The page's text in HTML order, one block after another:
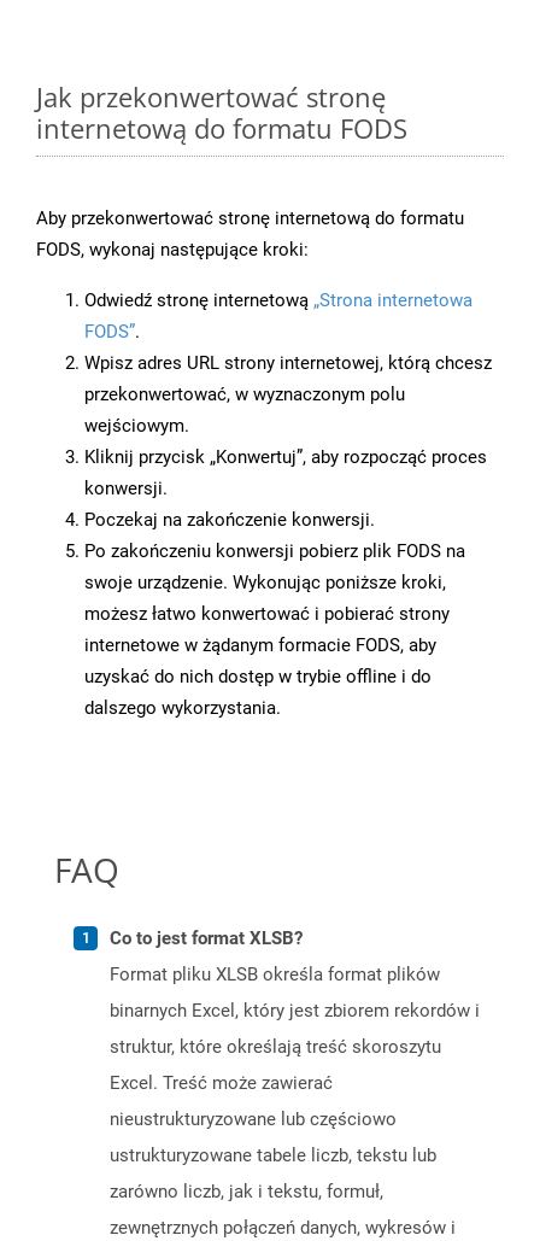
Jak przekonwertować stronę
internetową do formatu FODS
Aby przekonwertować stronę internetową do formatu
FODS, wykonaj następujące kroki:
Odwiedź stronę internetową „Strona internetowa
FODS”.
Wpisz adres URL strony internetowej, którą chcesz
przekonwertować, w wyznaczonym polu
wejściowym.
Kliknij przycisk „Konwertuj”, aby rozpocząć proces
konwersji.
Poczekaj na zakończenie konwersji.
Po zakończeniu konwersji pobierz plik FODS na
swoje urządzenie. Wykonując poniższe kroki,
możesz łatwo konwertować i pobierać strony
internetowe w żądanym formacie FODS, aby
uzyskać do nich dostęp w trybie offline i do
dalszego wykorzystania.
FAQ
Co to jest format XLSB?
Format pliku XLSB określa format plików
binarnych Excel, który jest zbiorem rekordów i
struktur, które określają treść skoroszytu
Excel. Treść może zawierać
nieustrukturyzowane lub częściowo
ustrukturyzowane tabele liczb, tekstu lub
zarówno liczb, jak i tekstu, formuł,
zewnętrznych połączeń danych, wykresów i